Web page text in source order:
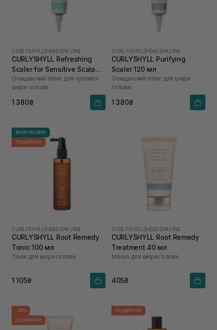
CURLYSHYLL HEADSPA LINE
CURLYSHYLL Refreshing
Scaler for Sensitive Scalp
120 мл
Очищаючий пілінг для чутливої
шкіри голови
1 380₴
CURLYSHYLL HEADSPA LINE
CURLYSHYLL Purifying
Scaler 120 мл
Очищаючий пілінг для шкіри
голови
1 380₴
ВИБІР ОКСАНИ
ПОДАРУНОК
CURLYSHYLL HEADSPA LINE
CURLYSHYLL Root Remedy
Tonic 100 мл
Тонік для шкіри голови
1 105₴
CURLYSHYLL HEADSPA LINE
CURLYSHYLL Root Remedy
Treatment 40 мл
Маска для шкіри голови
405₴
-20%
ПОДАРУНОК
ПОДАРУНОК